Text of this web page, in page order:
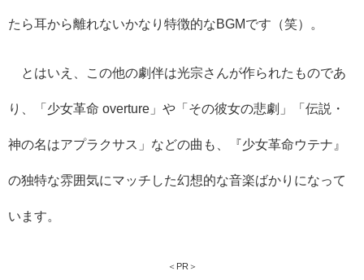
たら耳から離れないかなり特徴的なBGMです（笑）。
とはいえ、この他の劇伴は光宗さんが作られたものであ
り、「少女革命 overture」や「その彼女の悲劇」「伝説・
神の名はアプラクサス」などの曲も、『少女革命ウテナ』
の独特な雰囲気にマッチした幻想的な音楽ばかりになって
います。
＜PR＞